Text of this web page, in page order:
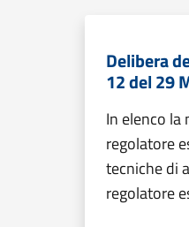
Delibera
12 del 29
In elenco la
regolatore
tecniche di
regolatore